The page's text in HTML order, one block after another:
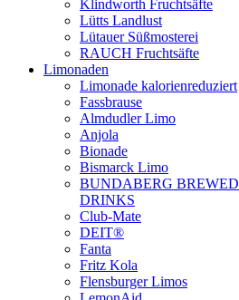
Klindworth Fruchtsäfte
Lütts Landlust
Lütauer Süßmosterei
RAUCH Fruchtsäfte
Limonaden
Limonade kalorienreduziert
Fassbrause
Almdudler Limo
Anjola
Bionade
Bismarck Limo
BUNDABERG BREWED
DRINKS
Club-Mate
DEIT®
Fanta
Fritz Kola
Flensburger Limos